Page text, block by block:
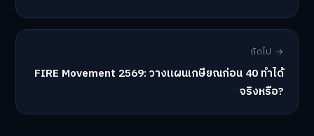
ตั้งใจ สำหรับข้อมูลเพิ่มเติมเกี่ยวกับไลฟ์สไตล์ การเงิน และ
การลงทุน สามารถอ่านบทความเพิ่มเติมเพื่อให้ก้าวทันทุก